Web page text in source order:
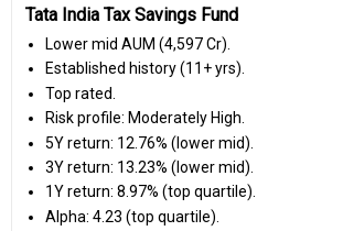
Tata India Tax Savings Fund
Lower mid AUM (₹4,597 Cr).
Established history (11+ yrs).
Top rated.
Risk profile: Moderately High.
5Y return: 12.76% (lower mid).
3Y return: 13.23% (lower mid).
1Y return: 8.97% (top quartile).
Alpha: 4.23 (top quartile).